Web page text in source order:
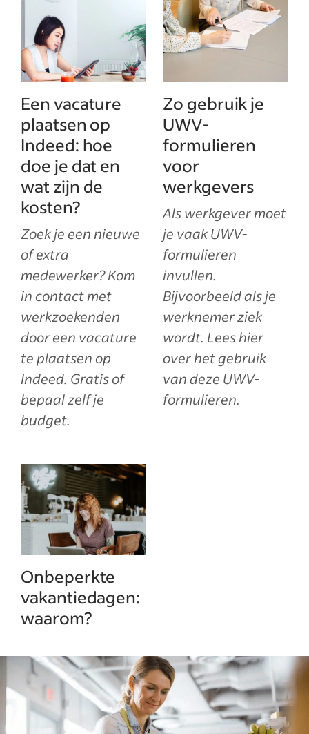
Een vacature
plaatsen op
Indeed: hoe
doe je dat en
wat zijn de
kosten?
Zoek je een nieuwe
of extra
medewerker? Kom
in contact met
werkzoekenden
door een vacature
te plaatsen op
Indeed. Gratis of
bepaal zelf je
budget.
Zo gebruik je
UWV-
formulieren
voor
werkgevers
Als werkgever moet
je vaak UWV-
formulieren
invullen.
Bijvoorbeeld als je
werknemer ziek
wordt. Lees hier
over het gebruik
van deze UWV-
formulieren.
Onbeperkte
vakantiedagen:
waarom?